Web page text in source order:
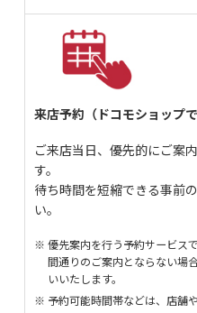
来店予約（ドコモショップで
ご来店当日、優先的にご案
す。
待ち時間を短縮できる事前
い。
優先案内を行う予約サービス
間通りのご案内とならない場
いいたします。
予約可能時間帯などは、店舗